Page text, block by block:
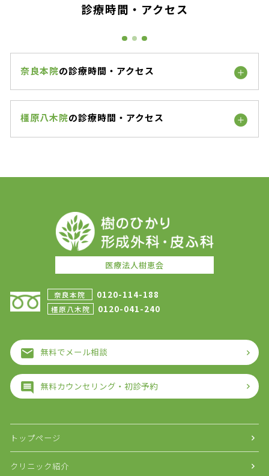
診療時間・アクセス
奈良本院の診療時間・アクセス
橿原八木院の診療時間・アクセス
医療法人樹恵会
奈良本院 0120-114-188
橿原八木院 0120-041-240
無料でメール相談
無料カウンセリング・初診予約
トップページ
クリニック紹介